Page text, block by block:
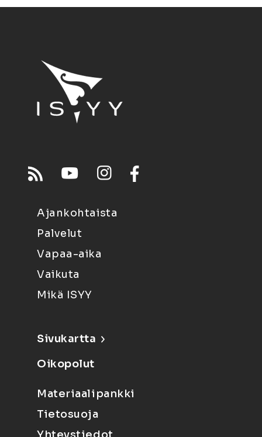
Ajankohtaista
Palvelut
Vapaa-aika
Vaikuta
Mikä ISYY
Sivukartta
Oikopolut
Materiaalipankki
Tietosuoja